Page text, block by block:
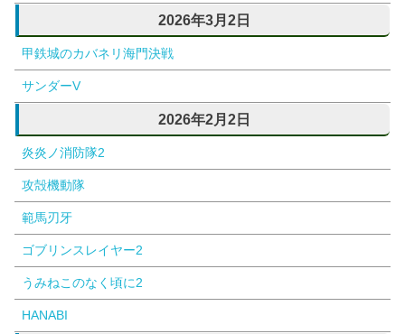
2026年3月2日
甲鉄城のカバネリ海門決戦
サンダーV
2026年2月2日
炎炎ノ消防隊2
攻殻機動隊
範馬刃牙
ゴブリンスレイヤー2
うみねこのなく頃に2
HANABI